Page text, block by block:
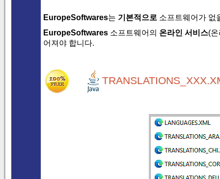
EuropeSoftwares는 기본적으로 소프트웨어가 없
EuropeSoftwares 소프트웨어의 온라인 서비스(
어져야 합니다.